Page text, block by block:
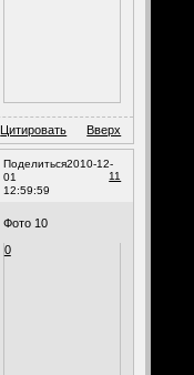
Цитировать Вверх
Поделиться
11
2010-12-
01
12:59:59
Фото 10
0